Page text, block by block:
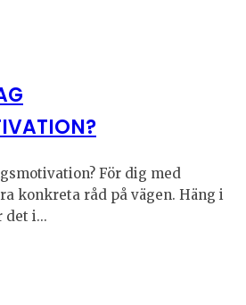
För dig med
konkreta råd på vägen. Häng i
det i...